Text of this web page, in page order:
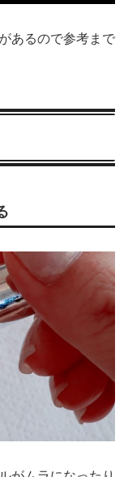
あるので参考まで